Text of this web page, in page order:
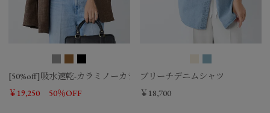
[50%off]吸水速乾-カラミノーカラージャケット
￥19,250
50％OFF
ブリーチデニムシャツ
￥18,700